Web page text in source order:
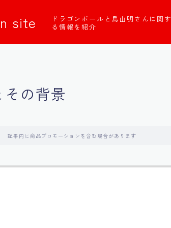
site
ドラゴンボールと鳥山明さんに関す
る情報を紹介
の背景
記事内に商品プロモーションを含む場合があります